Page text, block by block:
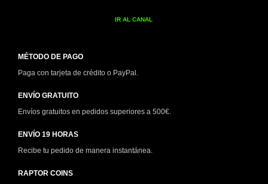
IR AL CANAL
MÉTODO DE PAGO
Paga con tarjeta de crédito o PayPal.
ENVÍO GRATUITO
Envíos gratuitos en pedidos superiores a 500€.
ENVÍO 19 HORAS
Recibe tu pedido de manera instantánea.
RAPTOR COINS